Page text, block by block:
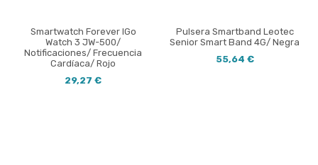
Smartwatch Forever IGo
Watch 3 JW-500/
Notificaciones/ Frecuencia
Cardíaca/ Rojo
29,27 €
Pulsera Smartband Leotec
Senior Smart Band 4G/ Negra
55,64 €